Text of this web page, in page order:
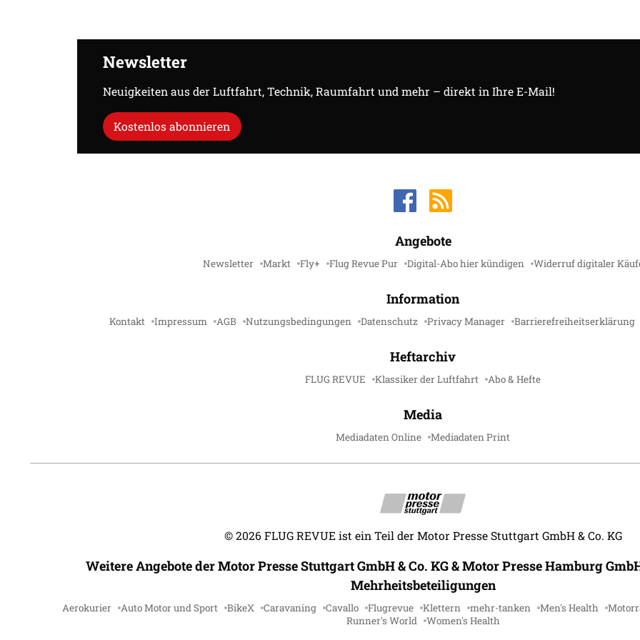
Newsletter
Neuigkeiten aus der Luftfahrt, Technik, Raumfahrt und mehr – direkt in Ihre E-Mail!
Kostenlos abonnieren
Angebote
Newsletter Markt Fly+ Flug Revue Pur Digital-Abo hier kündigen Widerruf digitaler
Information
Kontakt Impressum AGB Nutzungsbedingungen Datenschutz Privacy Manager Barrierefreiheitserklärung
Heftarchiv
FLUG REVUE Klassiker der Luftfahrt Abo & Hefte
Media
Mediadaten Online Mediadaten Print
©2026 FLUG REVUE ist ein Teil der Motor Presse Stuttgart GmbH & Co. KG
Weitere Angebote der Motor Presse Stuttgart GmbH & Co. KG & Motor Presse Hamburg
Mehrheitsbeteiligungen
Aerokurier Auto Motor und Sport BikeX Caravaning Cavallo Flugrevue Klettern mehr-tanken Men's Health
Runner's World
Women's Health